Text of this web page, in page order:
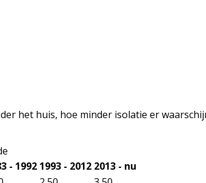
het huis, hoe minder isolatie er
- 1992 1993 - 2012 2013 - nu